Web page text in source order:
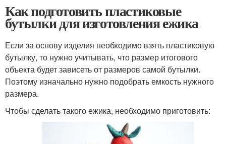
Как подготовить пластиковые
бутылки для изготовления ежика
Если за основу изделия необходимо взять пластиковую
бутылку, то нужно учитывать, что размер итогового
объекта будет зависеть от размеров самой бутылки.
Поэтому изначально нужно подобрать емкость нужного
размера.
Чтобы сделать такого ежика, необходимо приготовить: